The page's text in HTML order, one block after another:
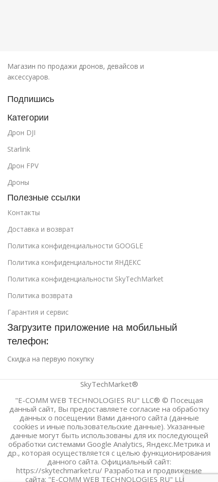
Магазин по продажи дронов, девайсов и
аксессуаров.
Подпишись
Категории
Дрон DJI
Starlink
Дрон FPV
Дроны
Полезные ссылки
Контакты
Доставка и возврат
Политика конфиденциальности GOOGLE
Политика конфиденциальности ЯНДЕКС
Политика конфиденциальности SkyTechMarket
Политика возврата
Гарантия и сервис
Загрузите приложение на мобильный
телефон:
Скидка на первую покупку
SkyTechMarket®
"E-COMM WEB TECHNOLOGIES RU" LLC® © Посещая
данный сайт, Вы предоставляете согласие на обработку
данных о посещении Вами данного сайта (данные
cookies и иные пользовательские данные). Указанные
данные могут быть использованы для их последующей
обработки системами Google Analytics, Яндекс.Метрика и
др., которая осуществляется с целью функционирования
данного сайта. Официальный сайт:
https://skytechmarket.ru/ Разработка и продвижение
сайта: "E-COMM WEB TECHNOLOGIES RU" LLC®